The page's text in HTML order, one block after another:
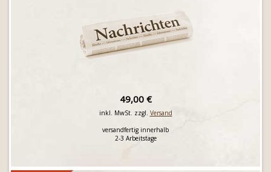
49,00 €
inkl. MwSt. zzgl. Versand
versandfertig innerhalb
2-3 Arbeitstage